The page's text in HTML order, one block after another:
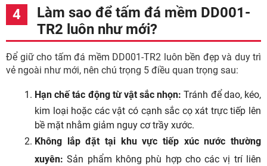
Làm sao để tấm đá mềm DD001-
TR2 luôn như mới?
Để giữ cho tấm đá mềm DD001-TR2 luôn bền đẹp và duy trì
vẻ ngoài như mới, nên chú trọng 5 điều quan trọng sau:
Hạn chế tác động từ vật sắc nhọn: Tránh để dao, kéo,
kim loại hoặc các vật có cạnh sắc cọ xát trực tiếp lên
bề mặt nhằm giảm nguy cơ trầy xước.
Không lắp đặt tại khu vực tiếp xúc nước thường
xuyên: Sản phẩm không phù hợp cho các vị trí liên